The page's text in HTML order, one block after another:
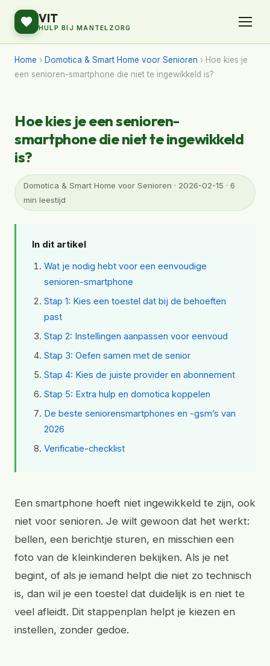
VIT
HULP BIJ MANTELZORG
Home › Domotica & Smart Home voor Senioren › Hoe kies je
een senioren-smartphone die niet te ingewikkeld is?
Hoe kies je een senioren-
smartphone die niet te ingewikkeld
is?
Domotica & Smart Home voor Senioren · 2026-02-15 · 6
min leestijd
In dit artikel
Wat je nodig hebt voor een eenvoudige
senioren-smartphone
Stap 1: Kies een toestel dat bij de behoeften
past
Stap 2: Instellingen aanpassen voor eenvoud
Stap 3: Oefen samen met de senior
Stap 4: Kies de juiste provider en abonnement
Stap 5: Extra hulp en domotica koppelen
De beste seniorensmartphones en -gsm’s van
2026
Verificatie-checklist
Een smartphone hoeft niet ingewikkeld te zijn, ook
niet voor senioren. Je wilt gewoon dat het werkt:
bellen, een berichtje sturen, en misschien een
foto van de kleinkinderen bekijken. Als je net
begint, of als je iemand helpt die niet zo technisch
is, dan wil je een toestel dat duidelijk is en niet te
veel afleidt. Dit stappenplan helpt je kiezen en
instellen, zonder gedoe.